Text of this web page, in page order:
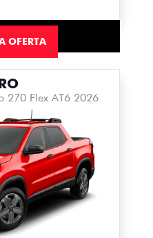
OFERTA
270 Flex AT6 2026